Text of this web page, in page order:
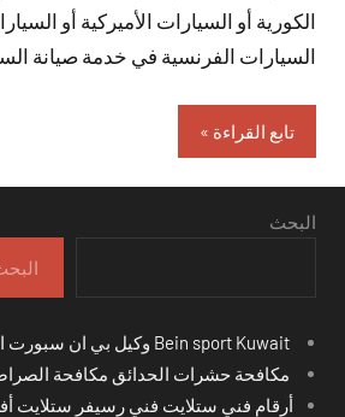
الكورية أو السيارات الأميركية أو
السيارات الفرنسية في خدمة صيانة
تابع القراءة
البحث
مكافحة حشرات الحدائق مكافحة
أرقام فني ستلايت فني رسيفر ستلايت